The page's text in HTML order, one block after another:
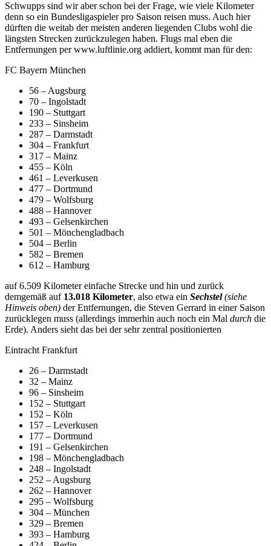
Schwupps sind wir aber schon bei der Frage, wie viele Kilometer
denn so ein Bundesligaspieler pro Saison reisen muss. Auch hier
dürften die weitab der meisten anderen liegenden Clubs wohl die
längsten Strecken zurückzulegen haben. Flugs mal eben die
Entfernungen per www.luftlinie.org addiert, kommt man für den:
FC Bayern München
56 – Augsburg
70 – Ingolstadt
190 – Stuttgart
233 – Sinsheim
287 – Darmstadt
304 – Frankfurt
317 – Mainz
455 – Köln
461 – Leverkusen
477 – Dortmund
479 – Wolfsburg
488 – Hannover
493 – Gelsenkirchen
501 – Mönchengladbach
504 – Berlin
582 – Bremen
612 – Hamburg
auf 6.509 Kilometer einfache Strecke und hin und zurück
demgemäß auf 13.018 Kilometer, also etwa ein Sechstel(siehe
Hinweis oben) der Entfernungen, die Steven Gerrard in einer Saison
zurücklegen muss (allerdings immerhin auch noch ein Mal durch die
Erde). Anders sieht das bei der sehr zentral positionierten
Eintracht Frankfurt
26 – Darmstadt
32 – Mainz
96 – Sinsheim
152 – Stuttgart
152 – Köln
157 – Leverkusen
177 – Dortmund
191 – Gelsenkirchen
198 – Mönchengladbach
248 – Ingolstadt
252 – Augsburg
262 – Hannover
295 – Wolfsburg
304 – München
329 – Bremen
393 – Hamburg